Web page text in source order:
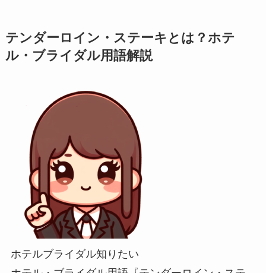
テンダーロイン・ステーキとは？ホテ
ル・ブライダル用語解説
ホテルブライダル知りたい